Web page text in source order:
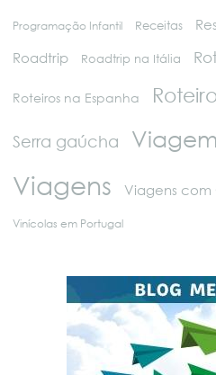
Programação Infantil Receitas
Roadtrip
Roadtrip na Itália
Roteiros na Espanha
Serra gaúcha
Viagens Viagens com
Vinícolas em Portugal